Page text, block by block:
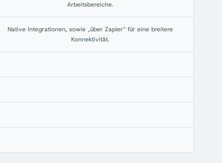
Arbeitsbereiche.
Native Integrationen, sowie „über Zapier“ für eine breitere
Konnektivität.